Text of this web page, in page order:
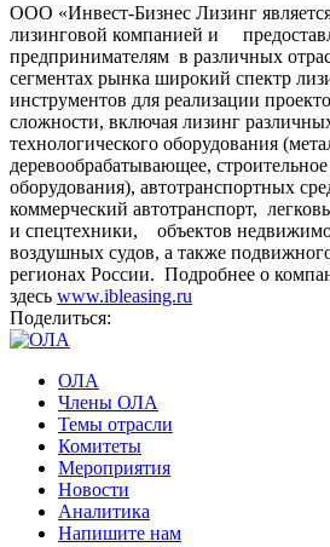
ООО «Инвест-Бизнес Лизинг
лизинговой компанией и
предпринимателям в различных
сегментах рынка широкий спектр
инструментов для реализации
сложности, включая лизинг
технологического оборудования
деревообрабатывающее,
оборудования), автотранспортных
коммерческий автотранспорт,
и спецтехники, объектов
воздушных судов, а также
регионах России. Подробнее о
здесь www.ibleasing.ru
Поделиться:
ОЛА
Члены ОЛА
Темы отрасли
Комитеты
Мероприятия
Новости
Аналитика
Напишите нам